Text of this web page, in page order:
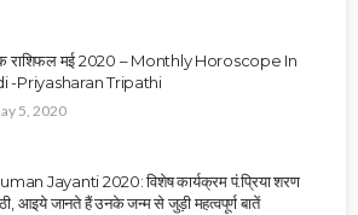
राशिफल मई 2020 – Monthly Horoscope In
-Priyasharan Tripathi
5, 2020
Jayanti 2020: विशेष कार्यक्रम पं.प्रिया शरण
आइये जानते हैं उनके जन्म से जुड़ी महत्वपूर्ण बातें